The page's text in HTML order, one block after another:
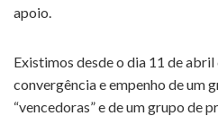
apoio.
Existimos desde o dia 11 de
convergência e empenho de um
“vencedoras” e de um grupo de